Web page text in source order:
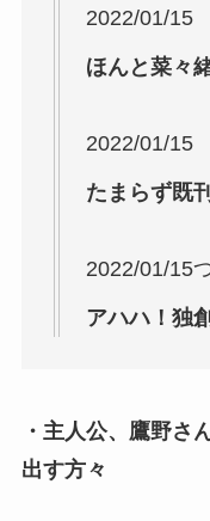
2022/01/15
ほんと菜々
2022/01/15
たまらず既
2022/01/15
アハハ！独
・主人公、鷹野さ
出す方々